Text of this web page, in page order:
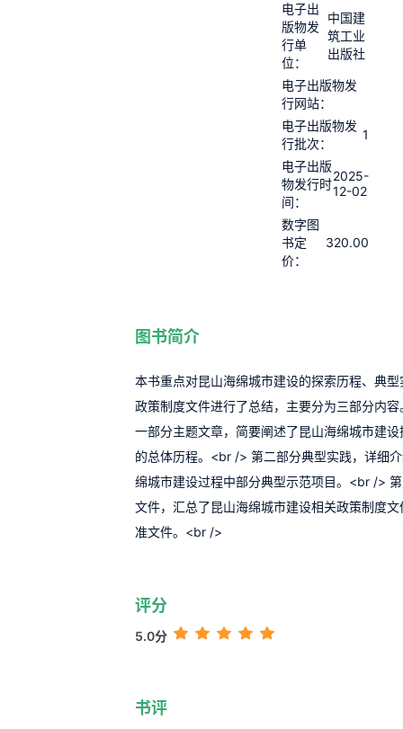
电子出
版物发
行单
位：
中国建
筑工业
出版社
电子出版物发
行网站：
电子出版物发
行批次：
1
电子出版
物发行时
间：
2025-
12-02
数字图
书定
价：
320.00
图书简介
本书重点对昆山海绵城市建设的探索历程、典
政策制度文件进行了总结，主要分为三部分内
一部分主题文章，简要阐述了昆山海绵城市建
的总体历程。<br /> 第二部分典型实践，详细
绵城市建设过程中部分典型示范项目。<br />
文件，汇总了昆山海绵城市建设相关政策制度
准文件。<br />
评分
5.0分
书评